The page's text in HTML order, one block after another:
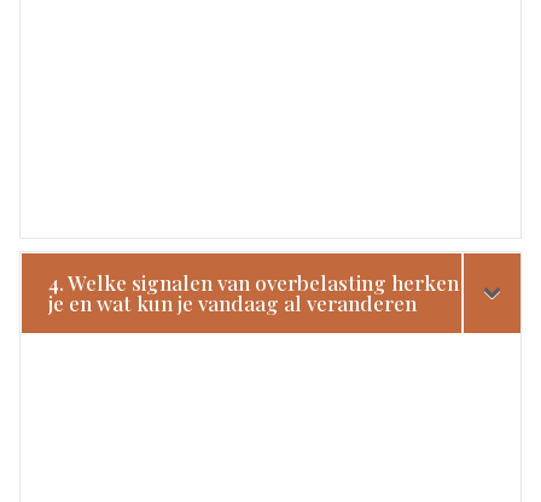
4. Welke signalen van overbelasting herken
je en wat kun je vandaag al veranderen